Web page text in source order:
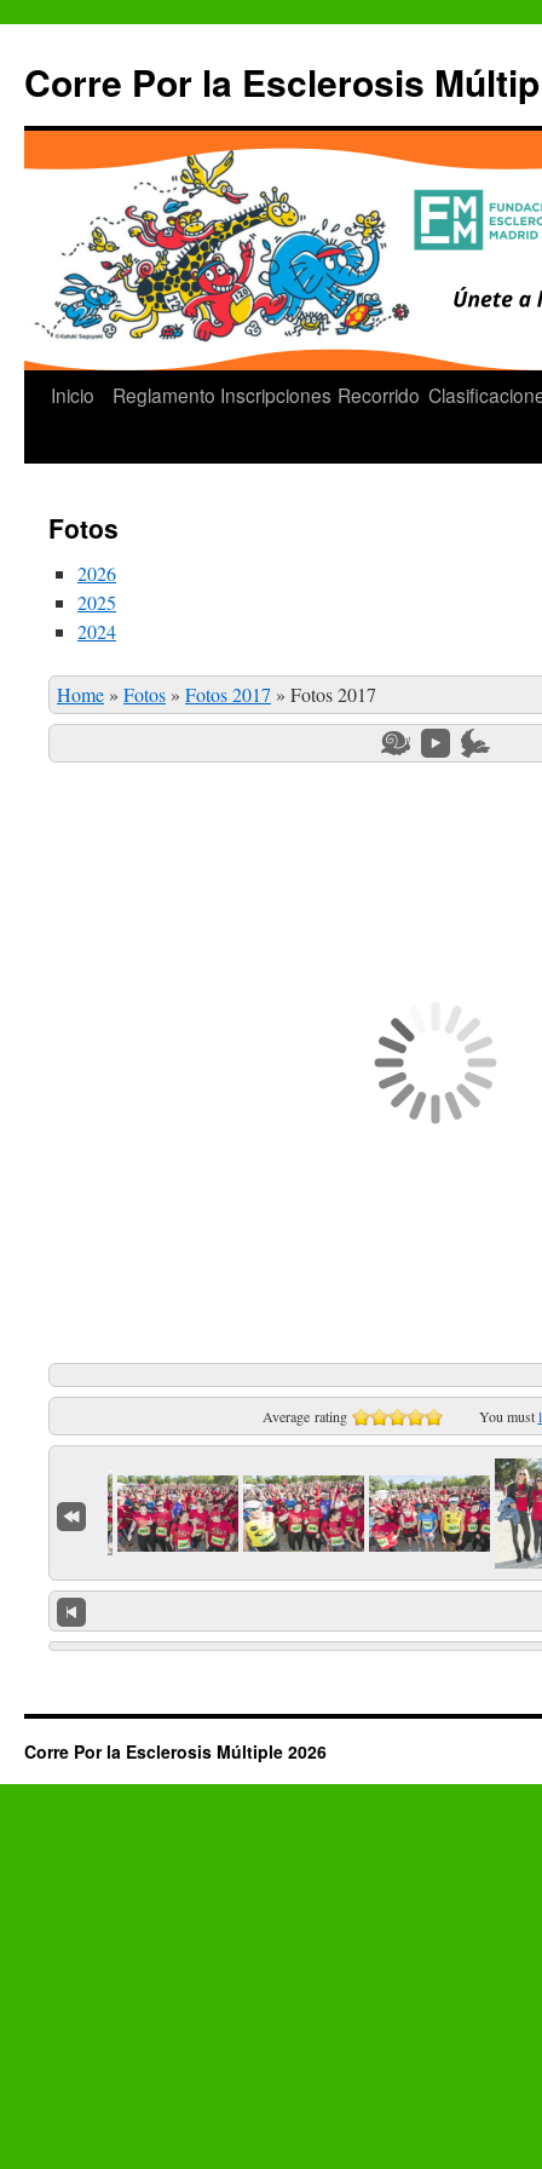
contenido
Corre Por la Esclerosis
Inicio Reglamento Inscripciones Recorrido
Fotos
2026
2025
2024
Home » Fotos » Fotos 2017 » Fotos 2017
Average rating You must
Corre Por la Esclerosis Múltiple 2026